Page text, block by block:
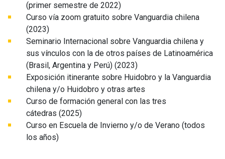
(primer semestre de 2022)
Curso vía zoom gratuito sobre Vanguardia chilena
(2023)
Seminario Internacional sobre Vanguardia chilena y
sus vínculos con la de otros países de Latinoamérica
(Brasil, Argentina y Perú) (2023)
Exposición itinerante sobre Huidobro y la Vanguardia
chilena y/o Huidobro y otras artes
Curso de formación general con las tres
cátedras (2025)
Curso en Escuela de Invierno y/o de Verano (todos
los años)